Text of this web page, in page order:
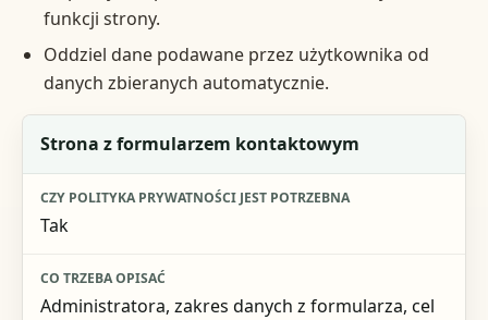
funkcji strony.
Oddziel dane podawane przez użytkownika od
danych zbieranych automatycznie.
Sytuacja na stronie
Czy polityka prywatności jest potrzebna
Strona z formularzem kontaktowym
Tak
Administratora, zakres danych z formularza, cel